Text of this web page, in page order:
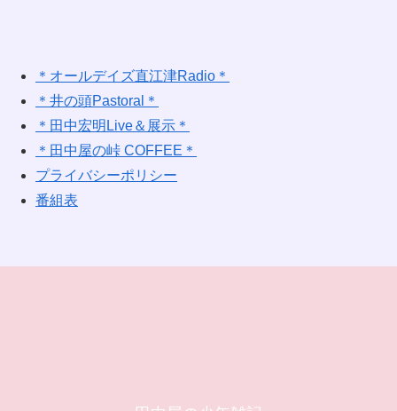
＊オールデイズ直江津Radio＊
＊井の頭Pastoral＊
＊田中宏明Live＆展示＊
＊田中屋の峠 COFFEE＊
プライバシーポリシー
番組表